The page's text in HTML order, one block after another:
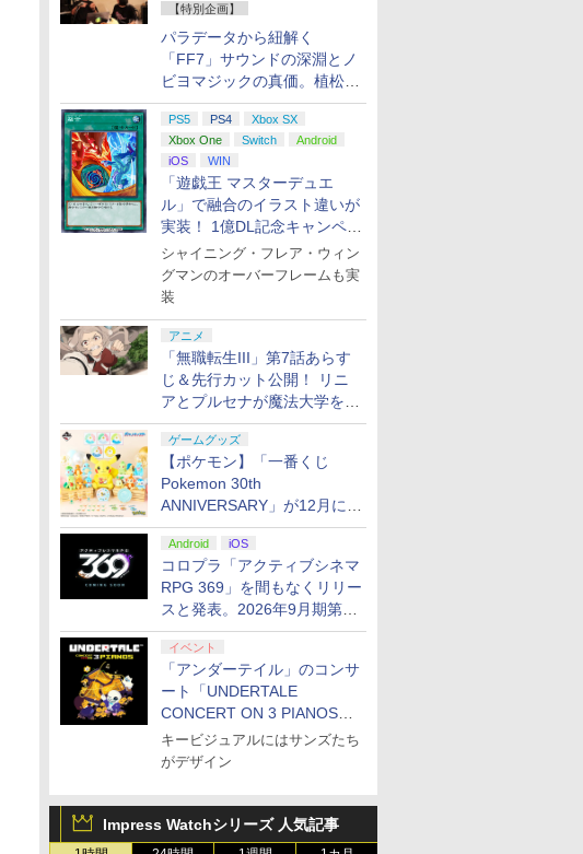
【特別企画】
パラデータから紐解く
「FF7」サウンドの深淵とノ
ビヨマジックの真価。植松伸
夫氏による「ff vol.7」一挙レ
ポート
PS5 PS4
Xbox SX
Xbox One
Switch
Android
iOS
WIN
「遊戯王 マスターデュエ
ル」で融合のイラスト違いが
実装！ 1億DL記念キャンペー
ン開催
シャイニング・フレア・ウィン
グマンのオーバーフレームも実
装
アニメ
「無職転生III」第7話あらす
じ＆先行カット公開！ リニ
アとプルセナが魔法大学を卒
業
ゲームグッズ
【ポケモン】「一番くじ
Pokemon 30th
ANNIVERSARY」が12月に再
販決定！ ピカチュウたちの
ぬいぐるみが当たる
Android iOS
コロプラ「アクティブシネマ
RPG 369」を間もなくリリー
スと発表。2026年9月期第3
四半期決算にて
イベント
「アンダーテイル」のコンサ
ート「UNDERTALE
CONCERT ON 3 PIANOS」
のチケット情報が公開
キービジュアルにはサンズたち
がデザイン
Impress Watchシリーズ 人気記事